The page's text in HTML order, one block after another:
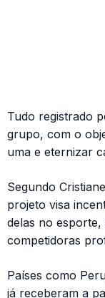
Tudo registrado
grupo, com o
uma e eternizar
Segundo
projeto visa
delas no
competidoras
Países como
já receberam a